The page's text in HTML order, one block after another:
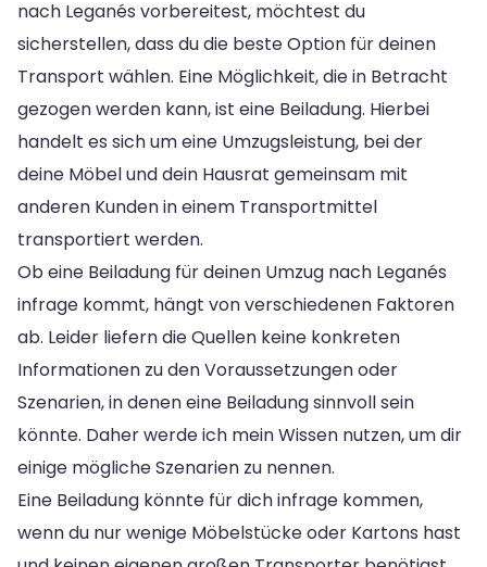
nach Leganés vorbereitest, möchtest du
sicherstellen, dass du die beste Option für deinen
Transport wählen. Eine Möglichkeit, die in Betracht
gezogen werden kann, ist eine Beiladung. Hierbei
handelt es sich um eine Umzugsleistung, bei der
deine Möbel und dein Hausrat gemeinsam mit
anderen Kunden in einem Transportmittel
transportiert werden.
Ob eine Beiladung für deinen Umzug nach Leganés
infrage kommt, hängt von verschiedenen Faktoren
ab. Leider liefern die Quellen keine konkreten
Informationen zu den Voraussetzungen oder
Szenarien, in denen eine Beiladung sinnvoll sein
könnte. Daher werde ich mein Wissen nutzen, um dir
einige mögliche Szenarien zu nennen.
Eine Beiladung könnte für dich infrage kommen,
wenn du nur wenige Möbelstücke oder Kartons hast